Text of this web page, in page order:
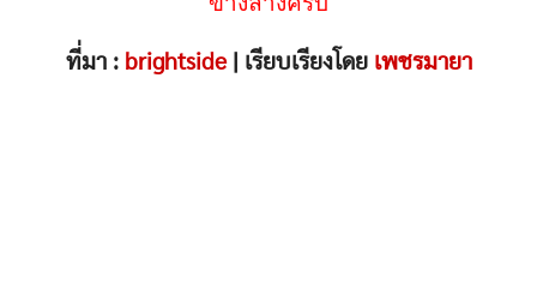
ที่มา : brightside| เรียบเรียงโดย เพชรมายา